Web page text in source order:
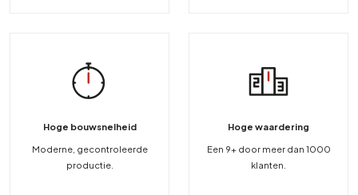
Hoge bouwsnelheid
Moderne, gecontroleerde
productie.
Hoge waardering
Een 9+ door meer dan 1000
klanten.